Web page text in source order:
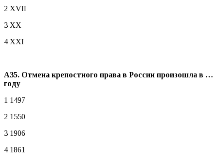
2 XVII
3 XX
4 XXI
А35. Отмена крепостного права в России произошла в …
году
1 1497
2 1550
3 1906
4 1861